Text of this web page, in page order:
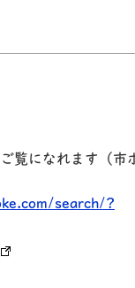
覧になれます（市
search/?